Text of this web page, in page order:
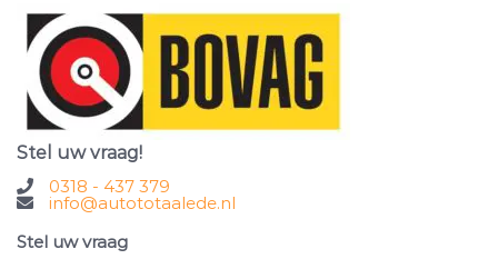
Stel uw vraag!
0318 - 437 379
info@autototaalede.nl
Stel uw vraag